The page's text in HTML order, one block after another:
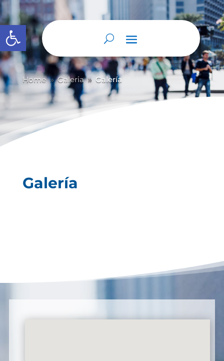
Abrir barra de herramientas
Home 9 Galeria 9 Galería
Galería